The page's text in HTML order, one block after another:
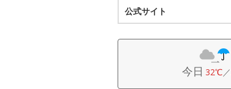
公式サイト
今日 32℃／